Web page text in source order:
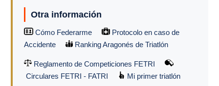
Otra información
Cómo Federarme
Protocolo en caso de
Accidente
Ranking Aragonés de Triatlón
Reglamento de Competiciones FETRI
Circulares FETRI - FATRI
Mi primer triatlón